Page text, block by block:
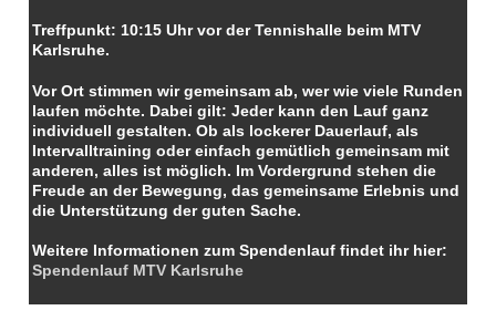
Treffpunkt: 10:15 Uhr vor der Tennishalle beim MTV
Karlsruhe.
Vor Ort stimmen wir gemeinsam ab, wer wie viele Runden
laufen möchte. Dabei gilt: Jeder kann den Lauf ganz
individuell gestalten. Ob als lockerer Dauerlauf, als
Intervalltraining oder einfach gemütlich gemeinsam mit
anderen, alles ist möglich. Im Vordergrund stehen die
Freude an der Bewegung, das gemeinsame Erlebnis und
die Unterstützung der guten Sache.
Weitere Informationen zum Spendenlauf findet ihr hier:
Spendenlauf MTV Karlsruhe